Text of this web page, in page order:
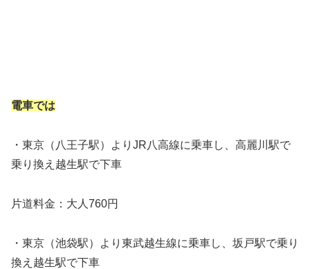
電車では
・東京（八王子駅）よりJR八高線に乗車し、高麗川駅で
乗り換え越生駅で下車
片道料金：大人760円
・東京（池袋駅）より東武越生線に乗車し、坂戸駅で乗り
換え越生駅で下車